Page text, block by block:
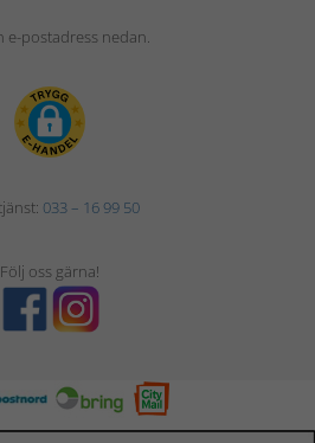
e-postadress nedan.
033 – 16 99 50
Följ oss gärna!